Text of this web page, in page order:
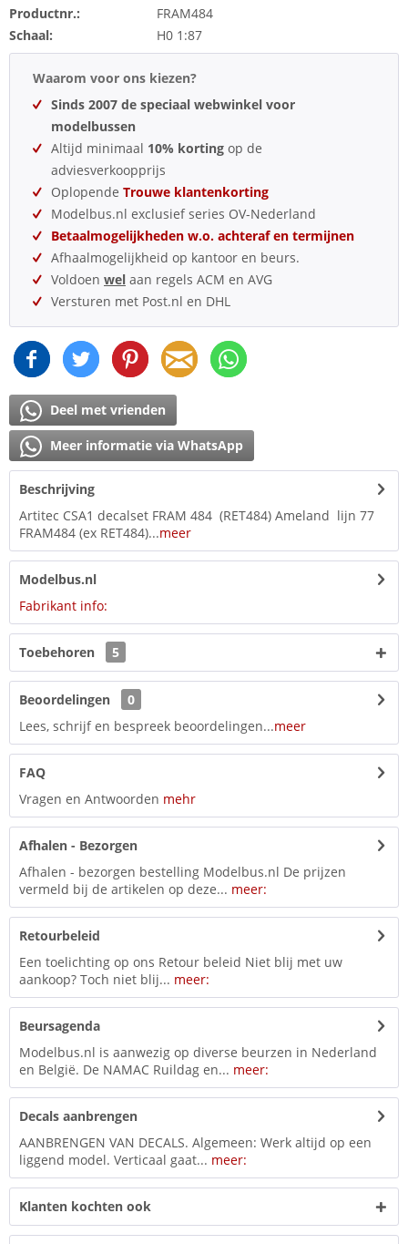
Productnr.:
FRAM484
Schaal:
H0 1:87
Waarom voor ons kiezen?
Sinds 2007 de speciaal webwinkel voor
modelbussen
Altijd minimaal 10% korting op de
adviesverkoopprijs
Oplopende Trouwe klantenkorting
Modelbus.nl exclusief series OV-Nederland
Betaalmogelijkheden w.o. achteraf en termijnen
Afhaalmogelijkheid op kantoor en beurs.
Voldoen wel aan regels ACM en AVG
Versturen met Post.nl en DHL
Deel met vrienden
Meer informatie via WhatsApp
Beschrijving
Artitec CSA1 decalset FRAM 484 (RET484) Ameland lijn 77
FRAM484 (ex RET484)...meer
Modelbus.nl
Fabrikant info:
Toebehoren 5
Beoordelingen
0
Lees, schrijf en bespreek beoordelingen...meer
FAQ
Vragen en Antwoorden mehr
Afhalen - Bezorgen
Afhalen - bezorgen bestelling Modelbus.nl De prijzen
vermeld bij de artikelen op deze... meer:
Retourbeleid
Een toelichting op ons Retour beleid Niet blij met uw
aankoop? Toch niet blij... meer:
Beursagenda
Modelbus.nl is aanwezig op diverse beurzen in Nederland
en België. De NAMAC Ruildag en... meer:
Decals aanbrengen
AANBRENGEN VAN DECALS. Algemeen: Werk altijd op een
liggend model. Verticaal gaat... meer:
Klanten kochten ook